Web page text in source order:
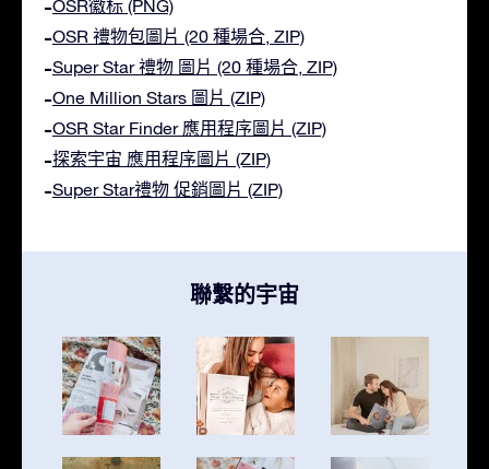
OSR徽标 (PNG)
OSR 禮物包圖片 (20 種場合, ZIP)
Super Star 禮物 圖片 (20 種場合, ZIP)
One Million Stars 圖片 (ZIP)
OSR Star Finder 應用程序圖片 (ZIP)
探索宇宙 應用程序圖片 (ZIP)
Super Star禮物 促銷圖片 (ZIP)
聯繫的宇宙